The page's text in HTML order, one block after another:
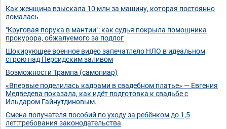
Как женщина взыскала 10 млн за машину, которая постоянно
ломалась
"Круговая порука в мантии": как судья покрыла помощника
прокурора, обжалуемого за подлог
Шокирующее военное видео запечатлело НЛО в идеальном
строю над Персидским заливом
Возможности Трампа (самопиар)
«Впервые поделилась кадрами в свадебном платье» — Евгения
Медведева показала, как идёт подготовка к свадьбе с
Ильдаром Гайнутдиновым.
Смена получателя пособий по уходу за ребёнком до 1,5
лет:требования законодательства